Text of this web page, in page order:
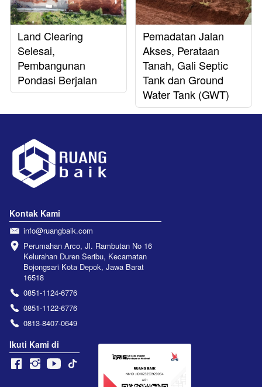
Land Clearing
Selesai,
Pembangunan
Pondasi Berjalan
Pemadatan Jalan
Akses, Perataan
Tanah, Gali Septic
Tank dan Ground
Water Tank (GWT)
Kontak Kami
info@ruangbaik.com
Perumahan Arco, Jl. Rambutan No 16
Kelurahan Duren Seribu, Kecamatan
Bojongsari Kota Depok, Jawa Barat
16518
0851-1124-6776
0851-1122-6776
0813-8407-0649
Ikuti Kami di